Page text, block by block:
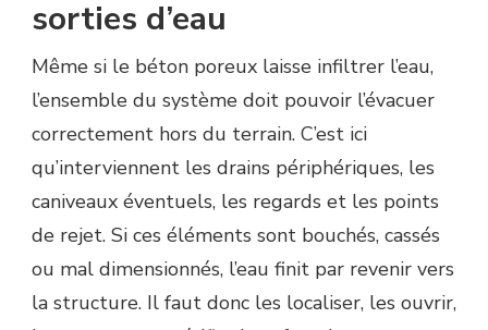
sorties d’eau
Même si le béton poreux laisse infiltrer l’eau,
l’ensemble du système doit pouvoir l’évacuer
correctement hors du terrain. C’est ici
qu’interviennent les drains périphériques, les
caniveaux éventuels, les regards et les points
de rejet. Si ces éléments sont bouchés, cassés
ou mal dimensionnés, l’eau finit par revenir vers
la structure. Il faut donc les localiser, les ouvrir,